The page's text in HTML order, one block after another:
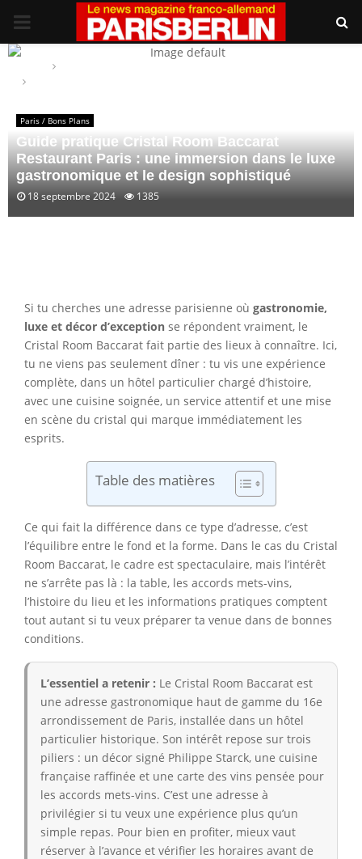
PRIMARY
MENU
Paris / Bons Plans
Guide pratique Cristal Room Baccarat
Restaurant Paris : une immersion dans le luxe
gastronomique et le design sophistiqué
18 septembre 2024 1385
Si tu cherches une adresse parisienne où gastronomie,
luxe et décor d’exception se répondent vraiment, le
Cristal Room Baccarat fait partie des lieux à connaître. Ici,
tu ne viens pas seulement dîner : tu vis une expérience
complète, dans un hôtel particulier chargé d’histoire,
avec une cuisine soignée, un service attentif et une mise
en scène du cristal qui marque immédiatement les
esprits.
Table des matières
Ce qui fait la différence dans ce type d’adresse, c’est
l’équilibre entre le fond et la forme. Dans le cas du Cristal
Room Baccarat, le cadre est spectaculaire, mais l’intérêt
ne s’arrête pas là : la table, les accords mets-vins,
l’histoire du lieu et les informations pratiques comptent
tout autant si tu veux préparer ta venue dans de bonnes
conditions.
L’essentiel a retenir : Le Cristal Room Baccarat est
une adresse gastronomique haut de gamme du 16e
arrondissement de Paris, installée dans un hôtel
particulier historique. Son intérêt repose sur trois
piliers : un décor signé Philippe Starck, une cuisine
française raffinée et une carte des vins pensée pour
les accords mets-vins. C’est une adresse à
privilégier si tu veux une expérience plus qu’un
simple repas. Pour bien en profiter, mieux vaut
réserver à l’avance et vérifier les horaires avant de